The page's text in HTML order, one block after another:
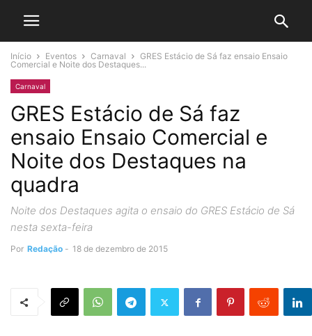
Início Eventos Carnaval
GRES Estácio de Sá faz ensaio Ensaio
Comercial e Noite dos Destaques...
Carnaval
GRES Estácio de Sá faz
ensaio Ensaio Comercial e
Noite dos Destaques na
quadra
Noite dos Destaques agita o ensaio do GRES Estácio de Sá
nesta sexta-feira
Por Redação - 18 de dezembro de 2015